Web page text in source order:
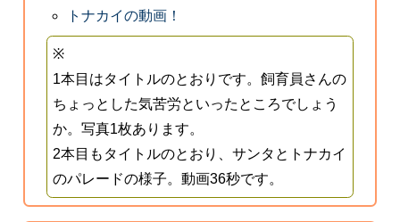
トナカイの動画！
※
1本目はタイトルのとおりです。飼育員さんの
ちょっとした気苦労といったところでしょう
か。写真1枚あります。
2本目もタイトルのとおり、サンタとトナカイ
のパレードの様子。動画36秒です。